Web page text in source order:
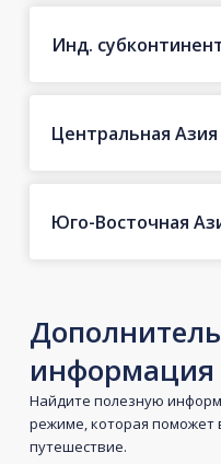
Инд.
Центральная Азия
Юго-Восточная
информация
Найдите полезную
режиме, которая
путешествие.